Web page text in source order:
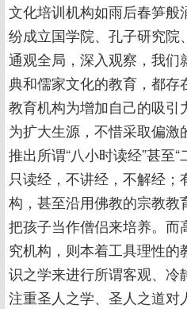
文化培训机构如雨后春笋般
纷成立国学院、孔子研究院
通观全局，深入观察，我
典和儒家文化的教育，都
教育机构为增加自己的吸引
为扩大生源，不惜采取偏激
推出所谓“八小时读经”甚至“
只读经，不讲经，不解经
构，甚至沿用佛教的宗教
把孩子当作僧侣来培养。
究机构，则本着工具理性
识之学来进行所谓客观、冷
注重圣人之学、圣人之道对